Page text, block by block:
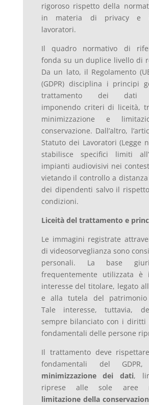
rigoroso rispetto della
in materia di privacy e
lavoratori.
Il quadro normativo di
fonda su un duplice livello di
Da un lato, il Regolamento
(GDPR) disciplina i principi
trattamento dei dati
imponendo criteri di liceità,
minimizzazione e
conservazione. Dall’altro,
Statuto dei Lavoratori (Legge
stabilisce specifici limiti
impianti audiovisivi nei
vietando il controllo a distanza
dei dipendenti salvo il
condizioni.
Liceità del trattamento e
Le immagini registrate
di videosorveglianza sono
personali. La base
frequentemente utilizzata è
interesse del titolare, legato
e alla tutela del patrimonio
Tale interesse, tuttavia,
sempre bilanciato con i diritti
fondamentali delle persone
Il trattamento deve
fondamentali del
minimizzazione dei dati,
riprese alle sole aree
limitazione della